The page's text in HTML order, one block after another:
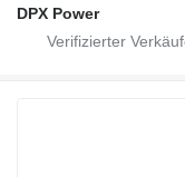
DPX Power